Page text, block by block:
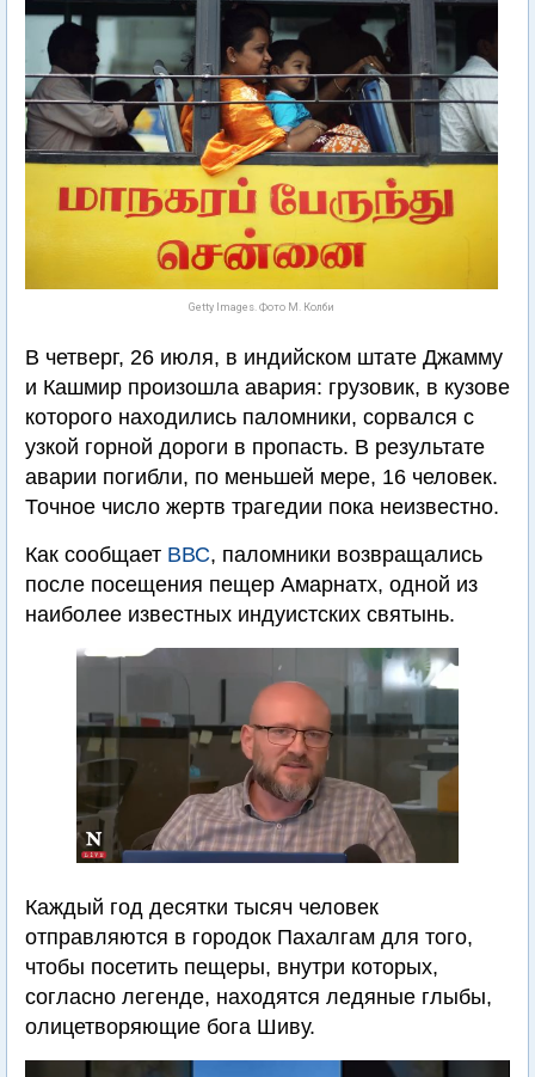
Getty Images. Фото М. Колби
В четверг, 26 июля, в индийском штате Джамму
и Кашмир произошла авария: грузовик, в кузове
которого находились паломники, сорвался с
узкой горной дороги в пропасть. В результате
аварии погибли, по меньшей мере, 16 человек.
Точное число жертв трагедии пока неизвестно.
Как сообщает ВВС, паломники возвращались
после посещения пещер Амарнатх, одной из
наиболее известных индуистских святынь.
Каждый год десятки тысяч человек
отправляются в городок Пахалгам для того,
чтобы посетить пещеры, внутри которых,
согласно легенде, находятся ледяные глыбы,
олицетворяющие бога Шиву.